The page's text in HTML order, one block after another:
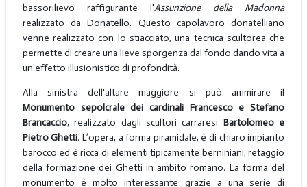
bassorilievo raffigurante l'Assunzione della Madonna
realizzato da Donatello. Questo capolavoro donatelliano
venne realizzato con lo stiacciato, una tecnica scultorea che
permette di creare una lieve sporgenza dal fondo dando vita a
un effetto illusionistico di profondità.
Alla sinistra dell'altare maggiore si può ammirare il
Monumento sepolcrale dei cardinali Francesco e Stefano
Brancaccio, realizzato dagli scultori carraresi Bartolomeo e
Pietro Ghetti. L’opera, a forma piramidale, è di chiaro impianto
barocco ed è ricca di elementi tipicamente berniniani, retaggio
della formazione dei Ghetti in ambito romano. La forma del
monumento è molto interessante grazie a una serie di